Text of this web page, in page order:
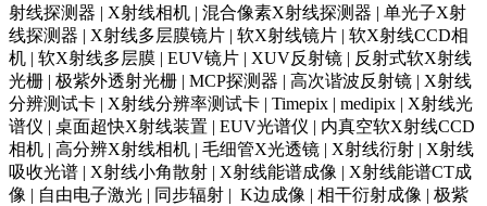
射线探测器 | X射线相机 | 混合像素X射线探测器 | 单光子X射
线探测器 | X射线多层膜镜片 | 软X射线镜片 | 软X射线CCD相
机 | 软X射线多层膜 | EUV镜片 | XUV反射镜 | 反射式软X射线
光栅 | 极紫外透射光栅 | MCP探测器 | 高次谐波反射镜 | X射线
分辨测试卡 | X射线分辨率测试卡 | Timepix | medipix | X射线光
谱仪 | 桌面超快X射线装置 | EUV光谱仪 | 内真空软X射线CCD
相机 | 高分辨X射线相机 | 毛细管X光透镜 | X射线衍射 | X射线
吸收光谱 | X射线小角散射 | X射线能谱成像 | X射线能谱CT成
像 | 自由电子激光 | 同步辐射 | K边成像 | 相干衍射成像 | 极紫